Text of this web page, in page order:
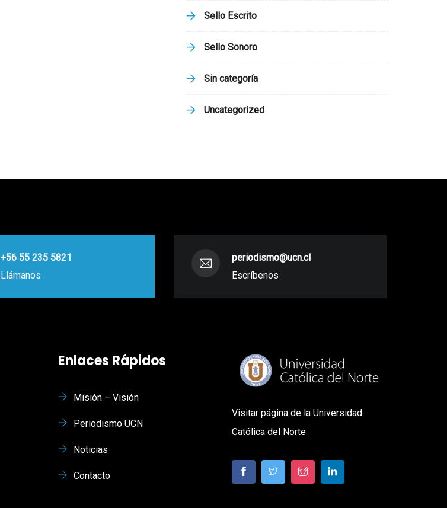
Sello Escrito
Sello Sonoro
Sin categoría
Uncategorized
+56 55 235 5821
Llámanos
periodismo@ucn.cl
Escríbenos
Enlaces Rápidos
Misión – Visión
Periodismo UCN
Noticias
Contacto
Visitar página de la Universidad
Católica del Norte